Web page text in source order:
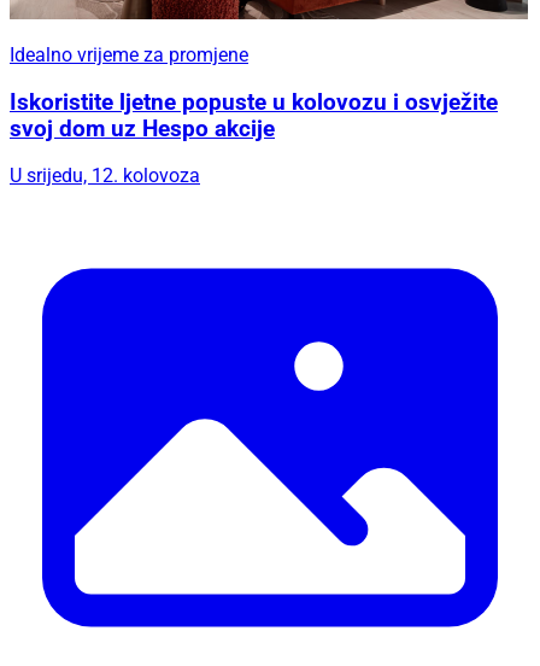
Idealno vrijeme za promjene
Iskoristite ljetne popuste u kolovozu i osvježite
svoj dom uz Hespo akcije
U srijedu, 12. kolovoza